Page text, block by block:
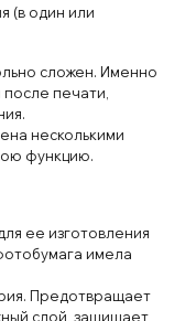
(в один или
сложен. Именно
печати,
несколькими
функцию.
ее изготовления
имела
Предотвращает
слой, защищает